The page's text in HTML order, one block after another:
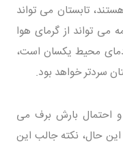
تابستان می تواند
تواند از گرمای هوا
محیط یکسان است،
سردتر خواهد بود.
احتمال بارش برف می
حال، نکته جالب این